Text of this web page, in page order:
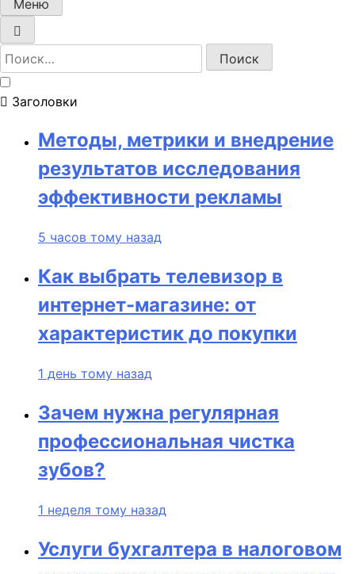
Меню
Найти:
Заголовки
Методы, метрики и внедрение
результатов исследования
эффективности рекламы
5 часов тому назад
Как выбрать телевизор в
интернет-магазине: от
характеристик до покупки
1 день тому назад
Зачем нужна регулярная
профессиональная чистка
зубов?
1 неделя тому назад
Услуги бухгалтера в налоговом